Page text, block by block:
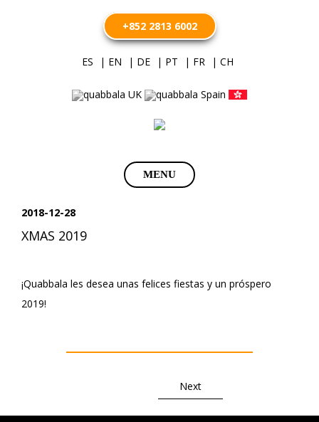
+852 2813 6002
ES | EN | DE | PT | FR | CH
MENU
2018-12-28
XMAS 2019
¡Quabbala les desea unas felices fiestas y un próspero
2019!
Next